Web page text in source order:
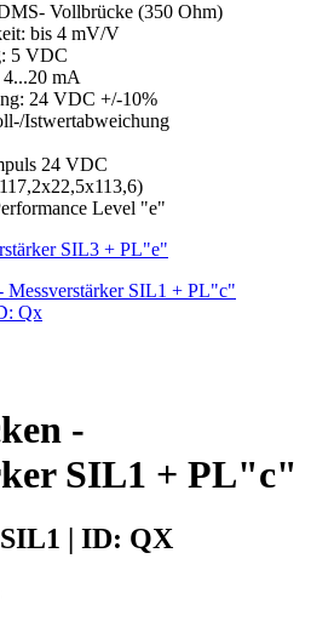
Vollbrücke (350 Ohm)
bis 4 mV/V
5 VDC
4...20 mA
24 VDC +/-10%
Istwertabweichung
24 VDC
Level "e"
SIL3 + PL"e"
Qx
-
SIL1 + PL"c"
| ID: QX